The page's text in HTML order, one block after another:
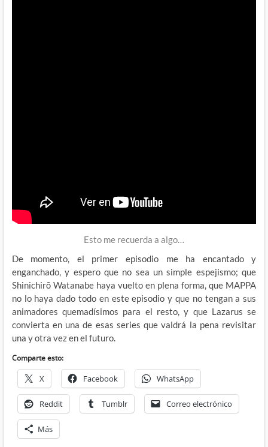
Esto me recuerda a algo…
De momento, el primer episodio me ha encantado y
enganchado, y espero que no sea un simple espejismo; que
Shinichirō Watanabe haya vuelto en plena forma, que MAPPA
no lo haya dado todo en este episodio y que no tengan a sus
animadores quemadísimos para el resto, y que Lazarus se
convierta en una de esas series que valdrá la pena revisitar
una y otra vez en el futuro.
Comparte esto:
X Facebook WhatsApp
Reddit Tumblr Correo electrónico
Más